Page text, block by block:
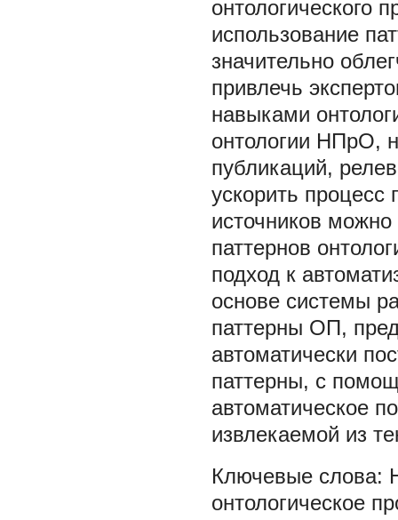
онтологического
использование
значительно
привлечь
навыками
онтологии НПрО,
публикаций,
ускорить процесс
источников можно
паттернов
подход к
основе системы
паттерны ОП,
автоматически
паттерны, с
автоматическое
извлекаемой из
онтологическое